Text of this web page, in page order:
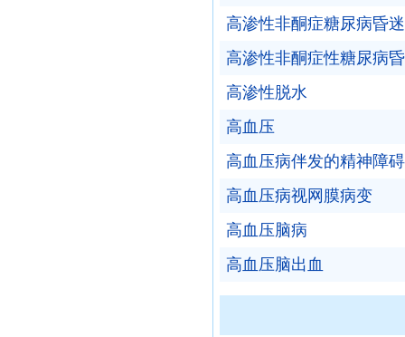
高渗性非酮症糖尿病昏迷
高渗性非酮症性糖尿病
高渗性脱水
高血压
高血压病伴发的精神障碍
高血压病视网膜病变
高血压脑病
高血压脑出血